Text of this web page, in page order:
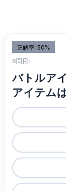
正解率: 50%
6問目:
バトルア
アイテム